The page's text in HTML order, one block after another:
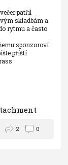
patřil
rytmu a často
sponzorovi
příští
2 0